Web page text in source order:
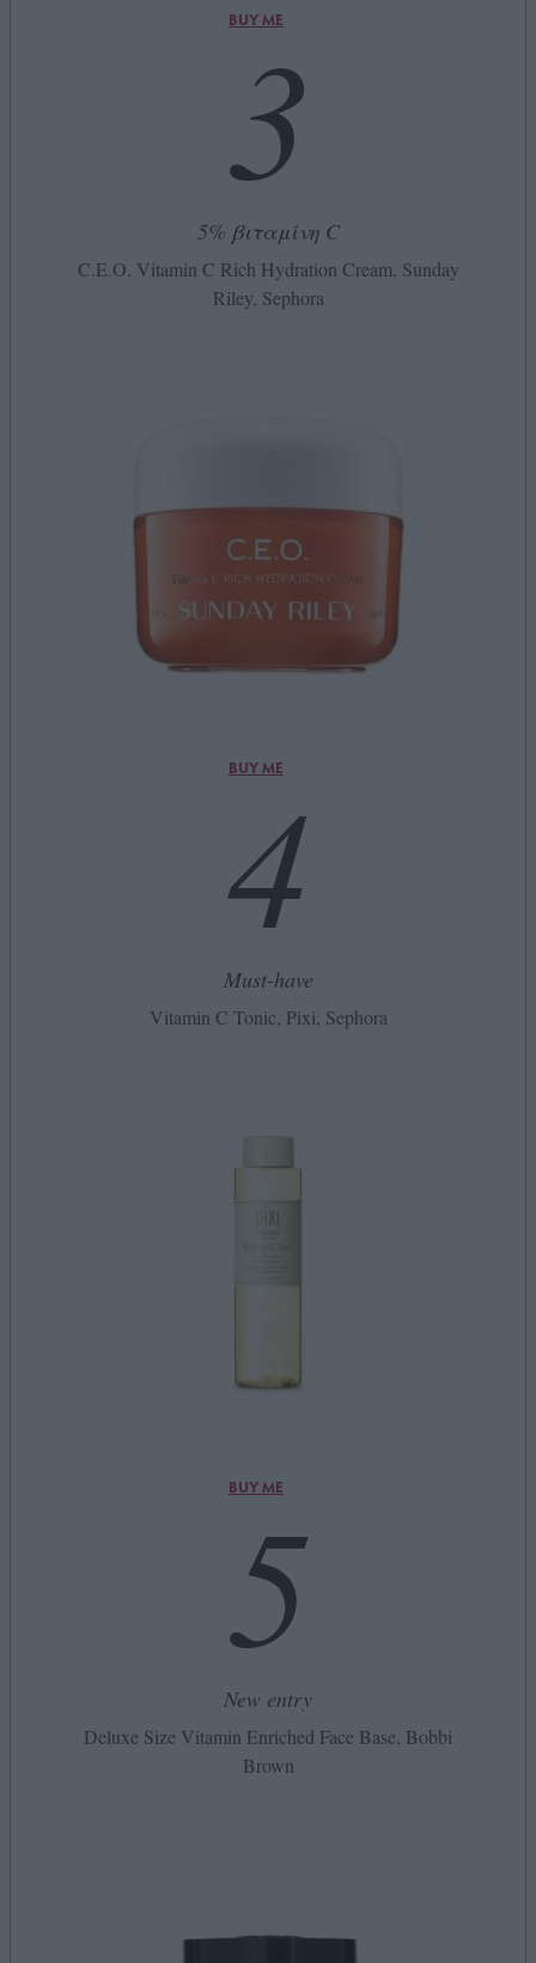
BUY ME
3
5% βιταμίνη C
C.E.O. Vitamin C Rich Hydration Cream, Sunday
Riley, Sephora
BUY ME
4
Must-have
Vitamin C Tonic, Pixi, Sephora
BUY ME
5
New entry
Deluxe Size Vitamin Enriched Face Base, Bobbi
Brown